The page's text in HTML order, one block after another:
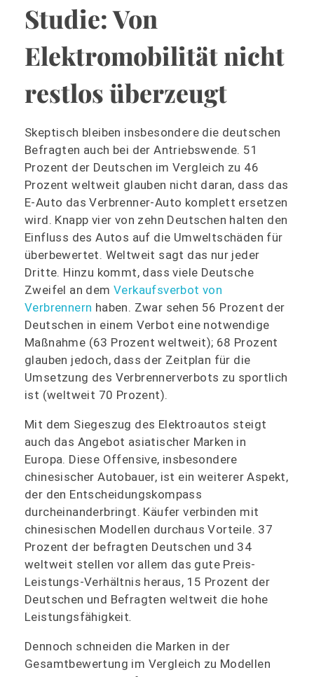
Studie: Von
Elektromobilität nicht
restlos überzeugt
Skeptisch bleiben insbesondere die deutschen
Befragten auch bei der Antriebswende. 51
Prozent der Deutschen im Vergleich zu 46
Prozent weltweit glauben nicht daran, dass das
E-Auto das Verbrenner-Auto komplett ersetzen
wird. Knapp vier von zehn Deutschen halten den
Einfluss des Autos auf die Umweltschäden für
überbewertet. Weltweit sagt das nur jeder
Dritte. Hinzu kommt, dass viele Deutsche
Zweifel an demVerkaufsverbot von
Verbrennern haben. Zwar sehen 56 Prozent der
Deutschen in einem Verbot eine notwendige
Maßnahme (63 Prozent weltweit); 68 Prozent
glauben jedoch, dass der Zeitplan für die
Umsetzung des Verbrennerverbots zu sportlich
ist (weltweit 70 Prozent).
Mit dem Siegeszug des Elektroautos steigt
auch das Angebot asiatischer Marken in
Europa. Diese Offensive, insbesondere
chinesischer Autobauer, ist ein weiterer Aspekt,
der den Entscheidungskompass
durcheinanderbringt. Käufer verbinden mit
chinesischen Modellen durchaus Vorteile. 37
Prozent der befragten Deutschen und 34
weltweit stellen vor allem das gute Preis-
Leistungs-Verhältnis heraus, 15 Prozent der
Deutschen und Befragten weltweit die hohe
Leistungsfähigkeit.
Dennoch schneiden die Marken in der
Gesamtbewertung im Vergleich zu Modellen